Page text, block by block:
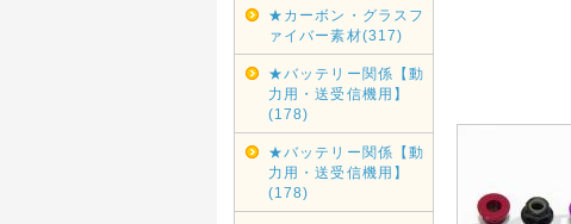
★カーボン・グラスフ
ァイバー素材(317)
★バッテリー関係【動
力用・送受信機用】
(178)
★バッテリー関係【動
力用・送受信機用】
(178)